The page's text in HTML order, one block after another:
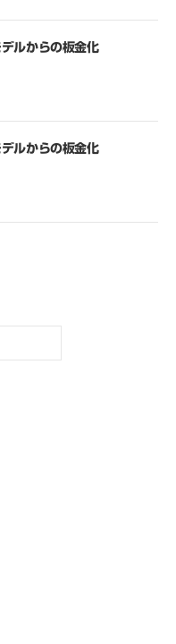
ルからの板金化
ルからの板金化